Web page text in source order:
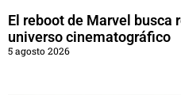
El reboot de Marvel busca
universo cinematográfico
5 agosto 2026